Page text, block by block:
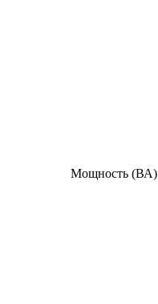
Мощность (ВА)